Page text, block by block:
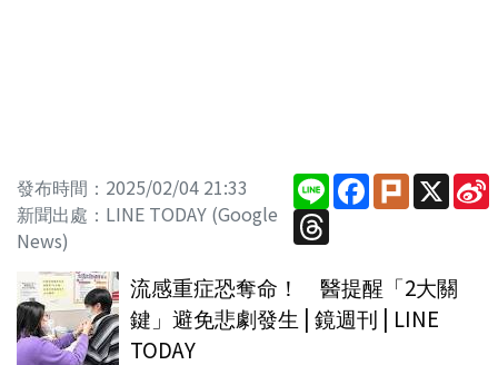
發布時間：2025/02/04 21:33
新聞出處：LINE TODAY (Google
News)
LineFacebook
PlurkX
Threads
流感重症恐奪命！ 醫提醒「2大關
鍵」避免悲劇發生 | 鏡週刊 | LINE
TODAY